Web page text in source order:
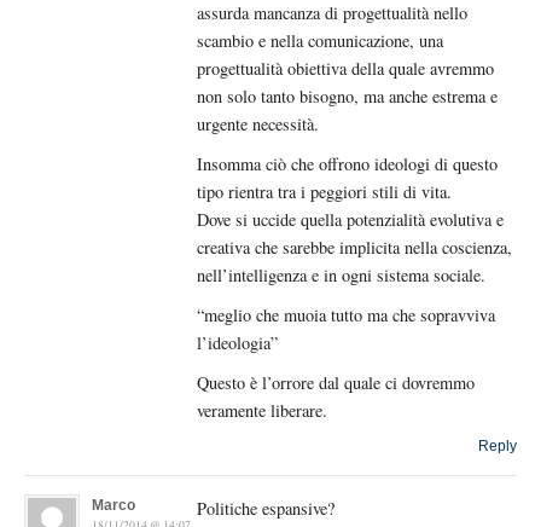
assurda mancanza di progettualità nello
scambio e nella comunicazione, una
progettualità obiettiva della quale avremmo
non solo tanto bisogno, ma anche estrema e
urgente necessità.
Insomma ciò che offrono ideologi di questo
tipo rientra tra i peggiori stili di vita.
Dove si uccide quella potenzialità evolutiva e
creativa che sarebbe implicita nella coscienza,
nell’intelligenza e in ogni sistema sociale.
“meglio che muoia tutto ma che sopravviva
l’ideologia”
Questo è l’orrore dal quale ci dovremmo
veramente liberare.
Reply
Marco
Politiche espansive?